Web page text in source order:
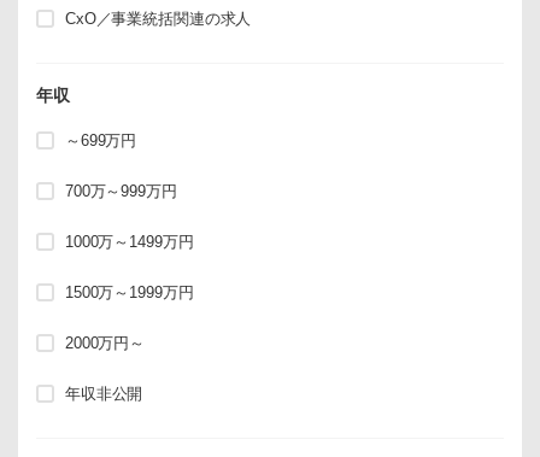
CxO／事業統括関連の求人
年収
～699万円
700万～999万円
1000万～1499万円
1500万～1999万円
2000万円～
年収非公開